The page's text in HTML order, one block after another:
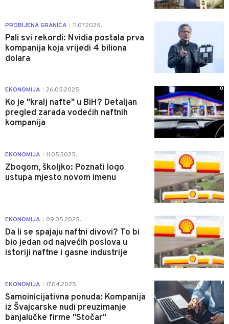
PROBIJENA GRANICA 11.07.2025.
Pali svi rekordi: Nvidia postala prva
kompanija koja vrijedi 4 biliona
dolara
0
EKONOMIJA 26.05.2025.
Ko je "kralj nafte" u BiH? Detaljan
pregled zarada vodećih naftnih
kompanija
0
EKONOMIJA 11.05.2025.
Zbogom, školjko: Poznati logo
ustupa mjesto novom imenu
0
EKONOMIJA 09.05.2025.
Da li se spajaju naftni divovi? To bi
bio jedan od najvećih poslova u
istoriji naftne i gasne industrije
0
EKONOMIJA 17.04.2025.
Samoinicijativna ponuda: Kompanija
iz Švajcarske nudi preuzimanje
banjalučke firme "Stočar"
1